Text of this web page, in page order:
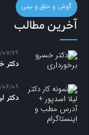
گوش و حلق و بینی
آخرین مطالب
07/29
دکتر
06/09
دکتر